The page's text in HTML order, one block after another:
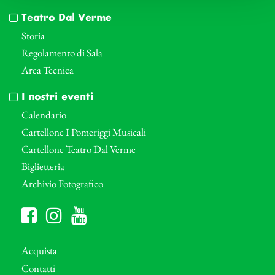
Teatro Dal Verme
Storia
Regolamento di Sala
Area Tecnica
I nostri eventi
Calendario
Cartellone I Pomeriggi Musicali
Cartellone Teatro Dal Verme
Biglietteria
Archivio Fotografico
Acquista
Contatti